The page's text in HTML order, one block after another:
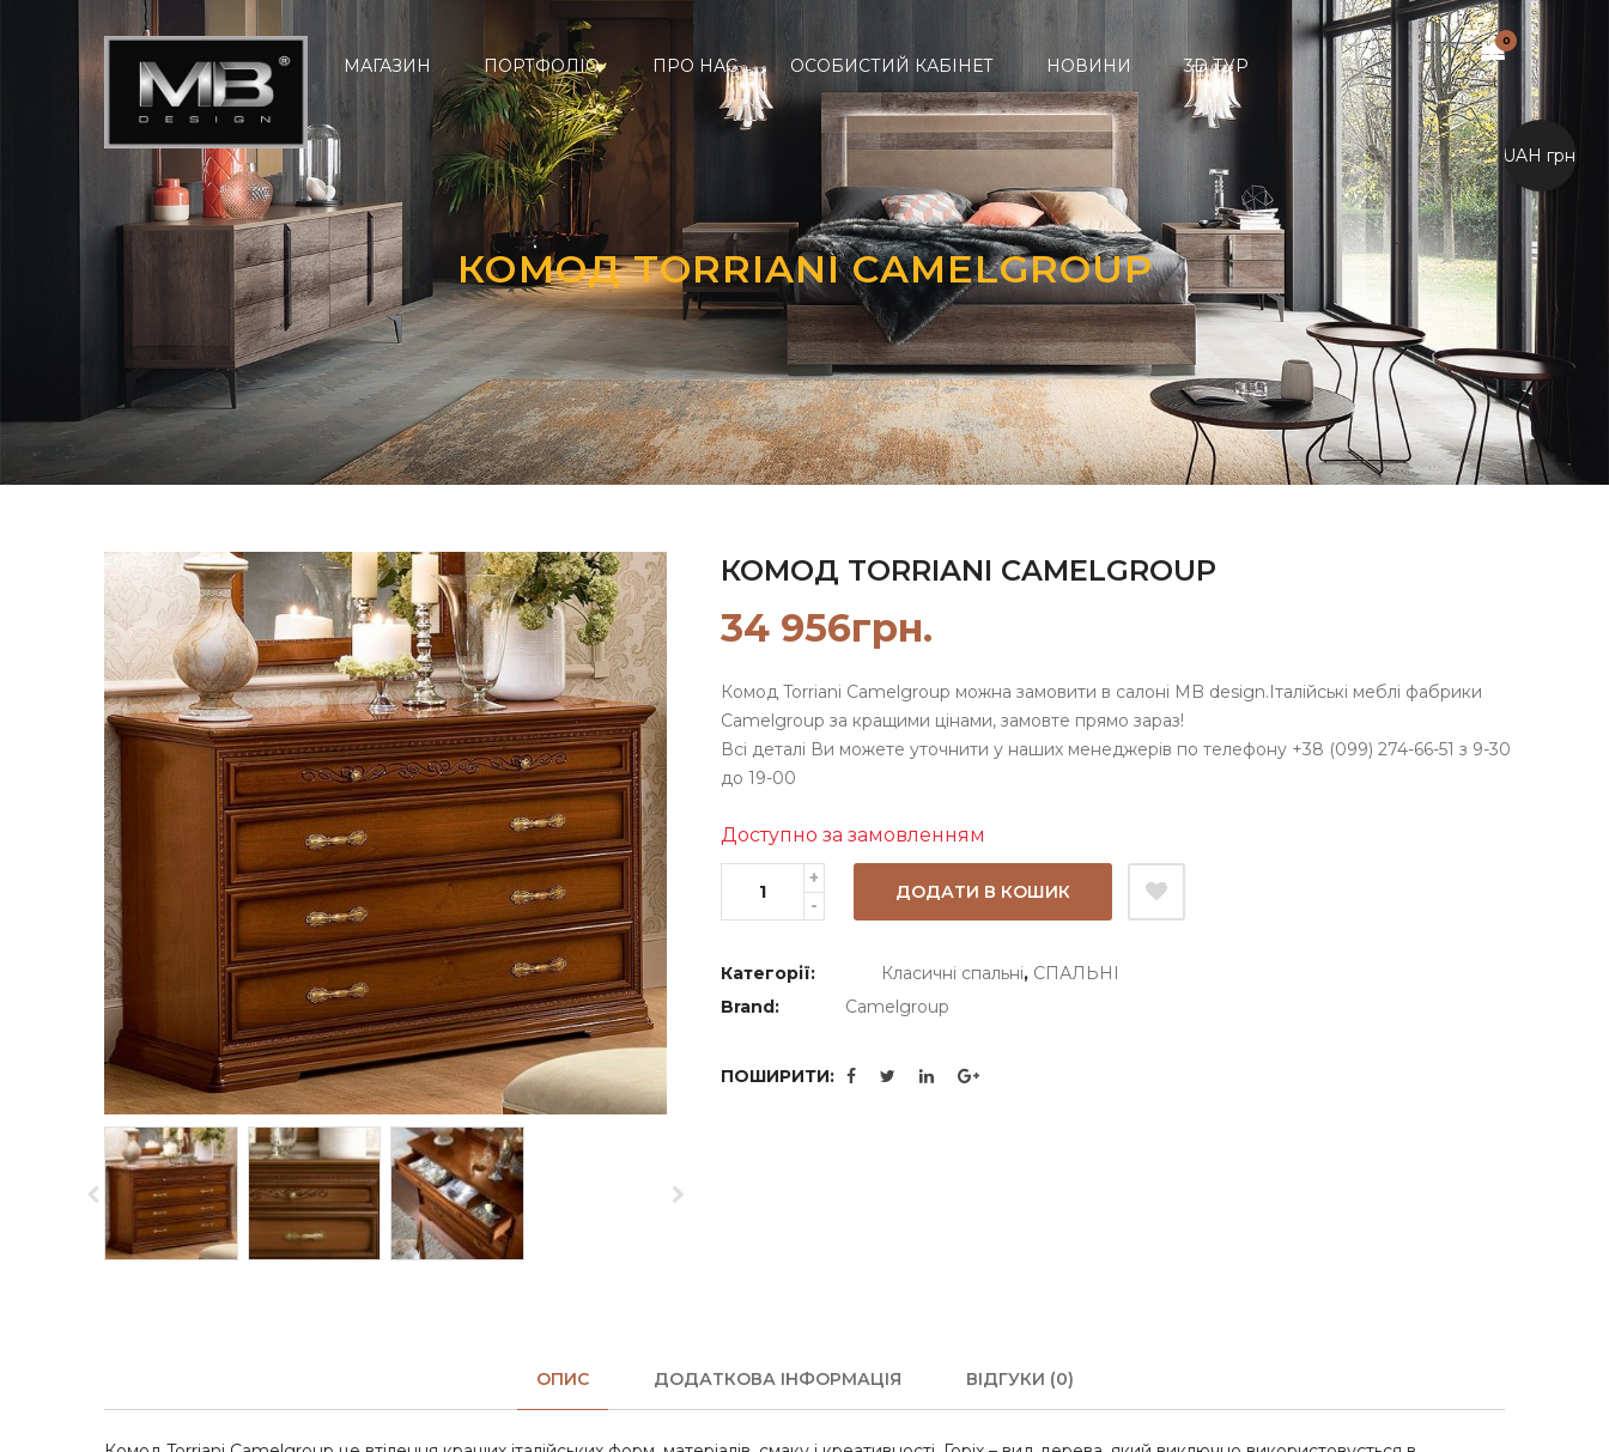
МАГАЗИН ПОРТФОЛІО ПРО НАС ОСОБИСТИЙ КАБІНЕТ НОВИНИ 3D ТУР
0
КОМОД TORRIANI CAMELGROUP
КОМОД TORRIANI CAMELGROUP
34 956грн.
Комод Torriani Camelgroup можна замовити в салоні MB design.Італійські меблі фабрики
Camelgroup за кращими цінами, замовте прямо зараз!
Всі деталі Ви можете уточнити у наших менеджерів по телефону +38 (099) 274-66-51 з 9-30
до 19-00
Доступно за замовленням
ДОДАТИ В КОШИК
Категорії: Класичні спальні, СПАЛЬНІ
Brand:
Camelgroup
ПОШИРИТИ:
ОПИС ДОДАТКОВА ІНФОРМАЦІЯ ВІДГУКИ (0)
UAH грн.